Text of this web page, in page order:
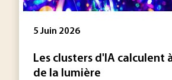
5 Juin 2026
Les clusters d'IA calculent
de la lumière